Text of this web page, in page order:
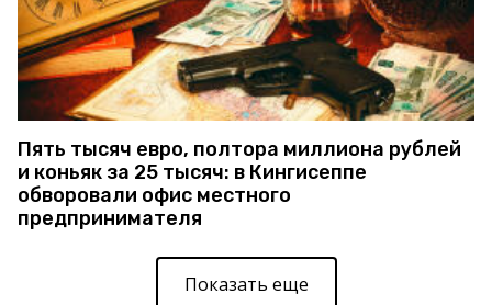
Пять тысяч евро, полтора миллиона рублей
и коньяк за 25 тысяч: в Кингисеппе
обворовали офис местного
предпринимателя
Показать еще